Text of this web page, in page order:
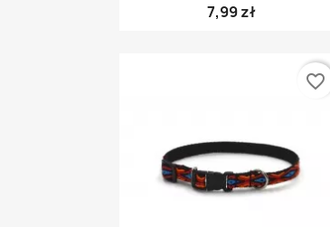
7,99 zł
favorite_border